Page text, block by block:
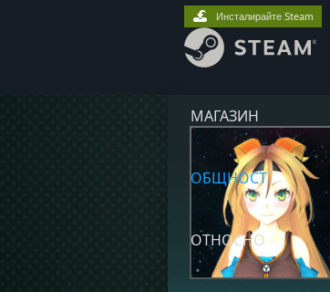
МАГАЗИН
ОБЩНОСТ
ОТНОСНО
Инсталирайте Steam